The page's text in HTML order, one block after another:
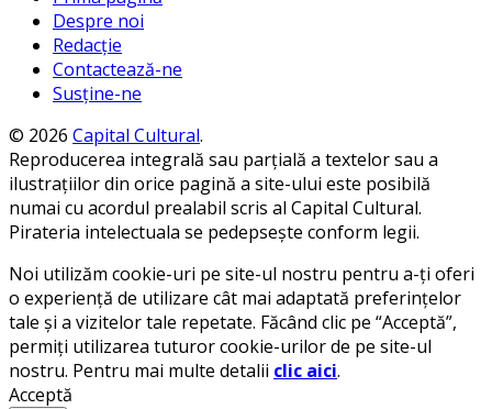
Despre noi
Redacție
Contactează-ne
Susține-ne
© 2026 Capital Cultural.
Reproducerea integrală sau parțială a textelor sau a
ilustrațiilor din orice pagină a site-ului este posibilă
numai cu acordul prealabil scris al Capital Cultural.
Pirateria intelectuala se pedepsește conform legii.
Noi utilizăm cookie-uri pe site-ul nostru pentru a-ți oferi
o experiență de utilizare cât mai adaptată preferințelor
tale și a vizitelor tale repetate. Făcând clic pe “Acceptă”,
permiți utilizarea tuturor cookie-urilor de pe site-ul
nostru. Pentru mai multe detalii clic aici.
Acceptă